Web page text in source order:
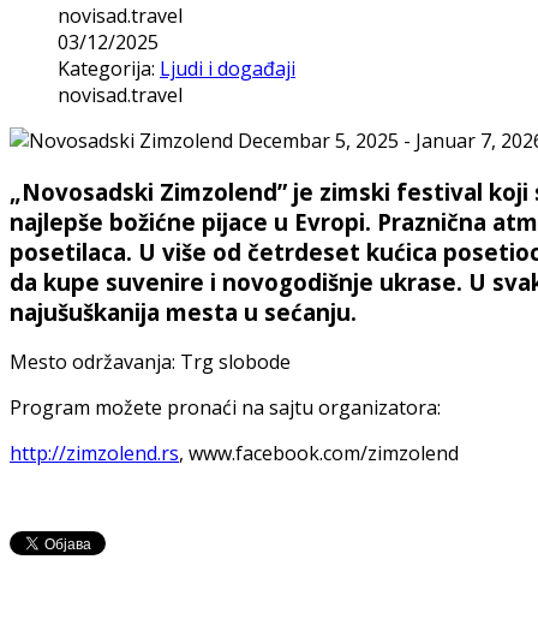
novisad.travel
03/12/2025
Kategorija: Ljudi i događaji
novisad.travel
„Novosadski Zimzolend” je zimski festival
najlepše božićne pijace u Evropi. Praznična
posetilaca. U više od četrdeset kućica
da kupe suvenire i novogodišnje ukrase. U
najušuškanija mesta u sećanju.
Mesto održavanja: Trg slobode
Program možete pronaći na sajtu organizatora:
http://zimzolend.rs, www.facebook.com/zimzolend